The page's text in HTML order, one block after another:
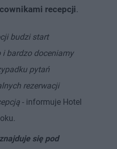
recepcji.
budzi start
i bardzo doceniamy
pytań
rezerwacji
- informuje Hotel
się pod